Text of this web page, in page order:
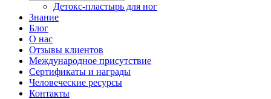
Детокс-пластырь для ног
Знание
Блог
О нас
Отзывы клиентов
Международное присутствие
Сертификаты и награды
Человеческие ресурсы
Контакты